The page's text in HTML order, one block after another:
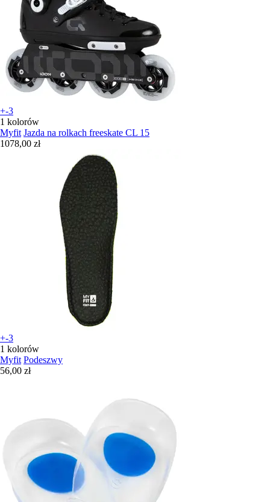
+-3
1 kolorów
Myfit Jazda na rolkach freeskate CL 15
1078,00 zł
+-3
1 kolorów
Myfit Podeszwy
56,00 zł